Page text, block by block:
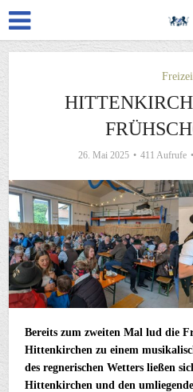
26. Mai 2025 411 Aufrufe
Bereits zum zweiten Mal lud die
Hittenkirchen zu einem
des regnerischen Wetters ließen
Hittenkirchen und den